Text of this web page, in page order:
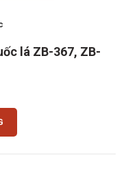
lá ZB-367, ZB-
ZB-372, ZB-379 số lượng